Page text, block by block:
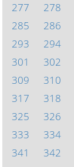
277
278
285
286
293
294
301
302
309
310
317
318
325
326
333
334
341
342